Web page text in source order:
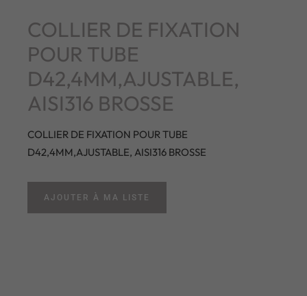
COLLIER DE FIXATION
POUR TUBE
D42,4MM,AJUSTABLE,
AISI316 BROSSE
COLLIER DE FIXATION POUR TUBE
D42,4MM,AJUSTABLE, AISI316 BROSSE
AJOUTER À MA LISTE